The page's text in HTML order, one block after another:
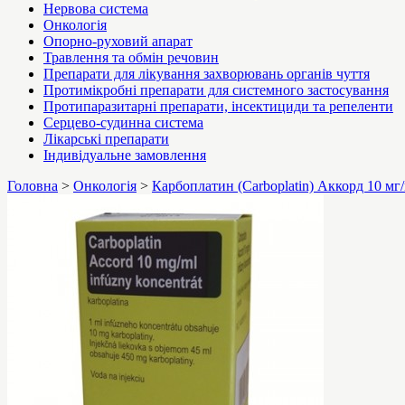
Нервова система
Онкологія
Опорно-руховий апарат
Травлення та обмін речовин
Препарати для лікування захворювань органів чуття
Протимікробні препарати для системного застосування
Протипаразитарні препарати, інсектициди та репеленти
Серцево-судинна система
Лікарські препарати
Індивідуальне замовлення
Головна > Онкологія > Карбоплатин (Carboplatin) Аккорд 10